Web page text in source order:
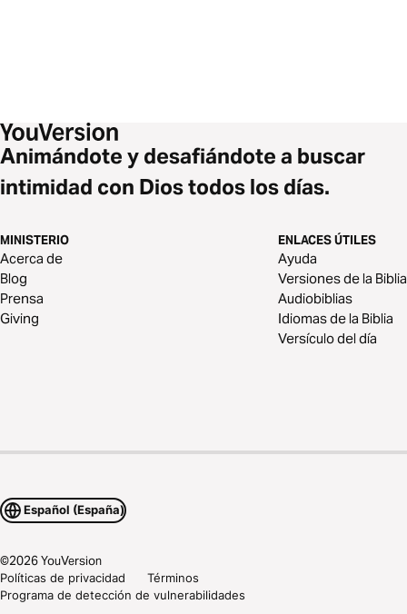
Animándote y desafiándote a buscar
intimidad con Dios todos los días.
MINISTERIO
Acerca de
Blog
Prensa
Giving
ENLACES ÚTILES
Ayuda
Versiones de la Biblia
Audiobiblias
Idiomas de la Biblia
Versículo del día
Español (España)
©2026YouVersion
Políticas de privacidad
Términos
Programa de detección de vulnerabilidades